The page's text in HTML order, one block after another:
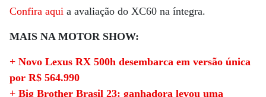
Confira aqui a avaliação do XC60 na íntegra.
MAIS NA MOTOR SHOW:
+ Novo Lexus RX 500h desembarca em versão única
por R$ 564.990
+ Big Brother Brasil 23: ganhadora levou uma